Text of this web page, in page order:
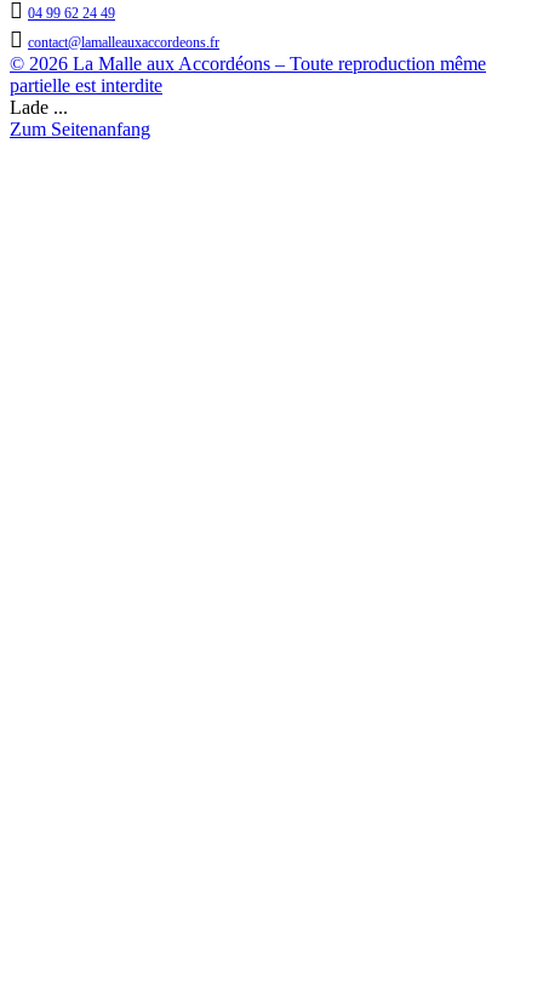
 04 99 62 24 49
 contact@lamalleauxaccordeons.fr
© 2026 La Malle aux Accordéons – Toute reproduction même
partielle est interdite
Lade ...
Zum Seitenanfang